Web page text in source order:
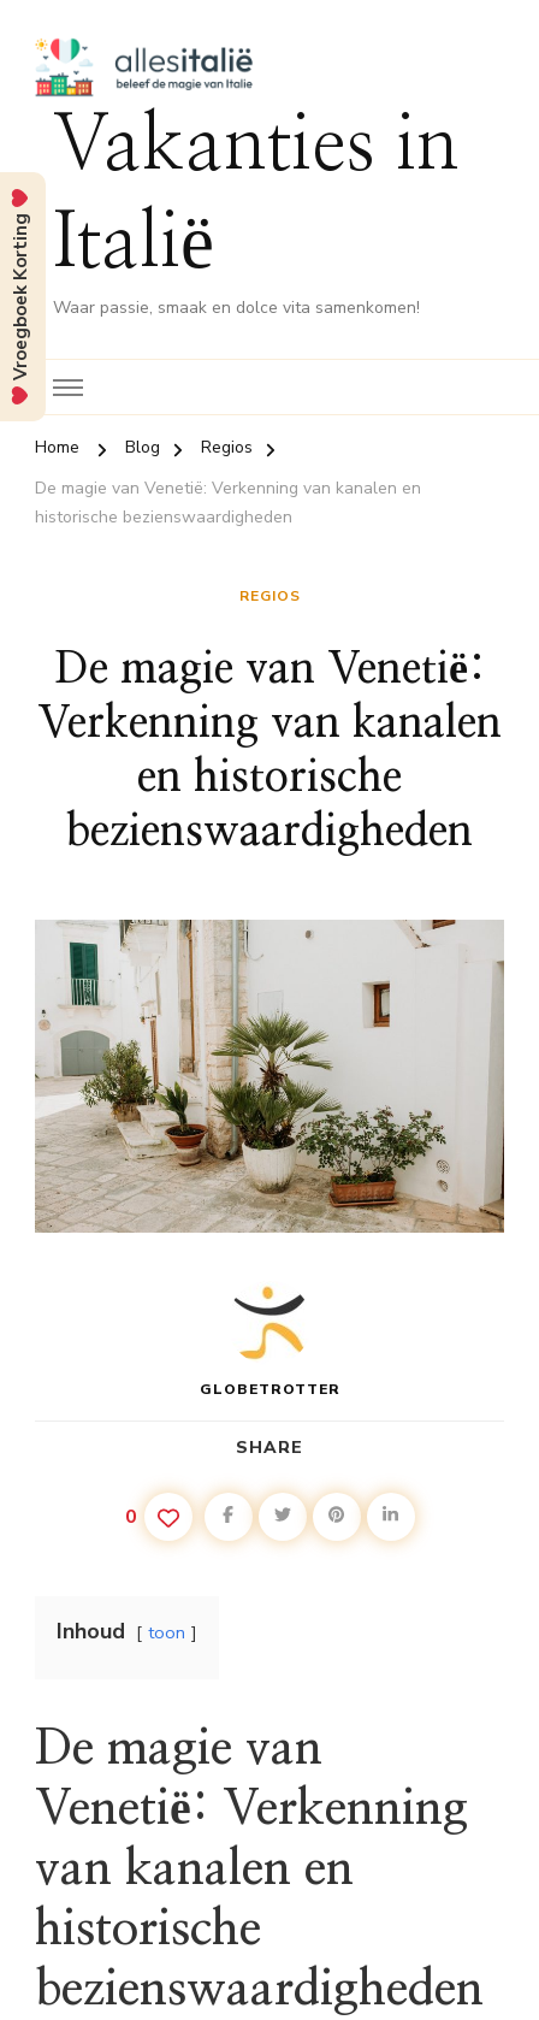
Vakanties in
Italië
Waar passie, smaak en dolce vita samenkomen!
Home Blog
Regios
De magie van Venetië: Verkenning van kanalen en
historische bezienswaardigheden
REGIOS
De magie van Venetië:
Verkenning van kanalen
en historische
bezienswaardigheden
GLOBETROTTER
SHARE
0
Inhoud toon
De magie van
Venetië: Verkenning
van kanalen en
historische
bezienswaardigheden
Vroegboek Korting